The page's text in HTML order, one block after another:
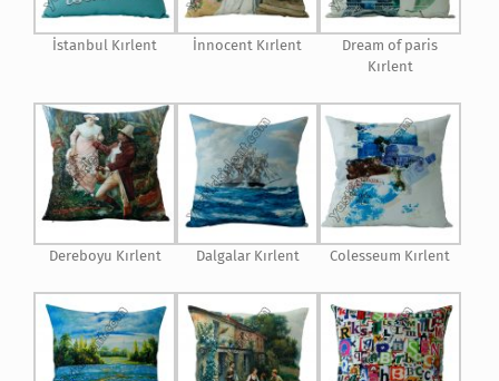
İstanbul Kırlent İnnocent Kırlent
Dream of paris
Kırlent
Dereboyu Kırlent Dalgalar Kırlent Colesseum Kırlent